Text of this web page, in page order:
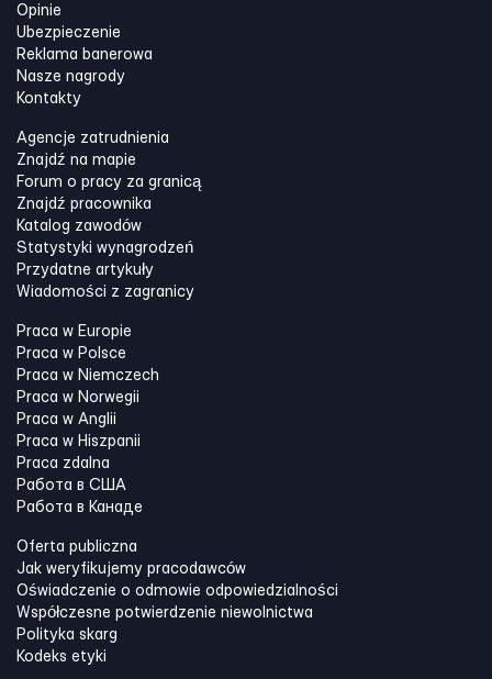
Opinie
Ubezpieczenie
Reklama banerowa
Nasze nagrody
Kontakty
Agencje zatrudnienia
Znajdź na mapie
Forum o pracy za granicą
Znajdź pracownika
Katalog zawodów
Statystyki wynagrodzeń
Przydatne artykuły
Wiadomości z zagranicy
Praca w Europie
Praca w Polsce
Praca w Niemczech
Praca w Norwegii
Praca w Anglii
Praca w Hiszpanii
Praca zdalna
Работа в США
Работа в Канадe
Oferta publiczna
Jak weryfikujemy pracodawców
Oświadczenie o odmowie odpowiedzialności
Współczesne potwierdzenie niewolnictwa
Polityka skarg
Kodeks etyki